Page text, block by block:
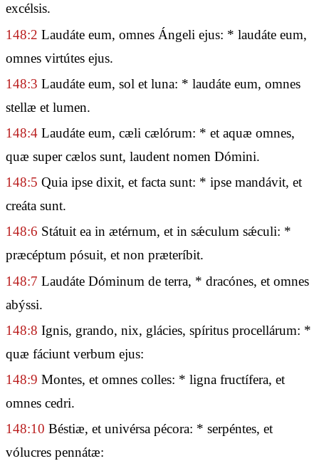
excélsis.
148:2 Laudáte eum, omnes Ángeli ejus: * laudáte eum,
omnes virtútes ejus.
148:3 Laudáte eum, sol et luna: * laudáte eum, omnes
stellæ et lumen.
148:4 Laudáte eum, cæli cælórum: * et aquæ omnes,
quæ super cælos sunt, laudent nomen Dómini.
148:5 Quia ipse dixit, et facta sunt: * ipse mandávit, et
creáta sunt.
148:6 Státuit ea in ætérnum, et in sǽculum sǽculi: *
præcéptum pósuit, et non præteríbit.
148:7 Laudáte Dóminum de terra, * dracónes, et omnes
abýssi.
148:8 Ignis, grando, nix, glácies, spíritus procellárum: *
quæ fáciunt verbum ejus:
148:9 Montes, et omnes colles: * ligna fructífera, et
omnes cedri.
148:10 Béstiæ, et univérsa pécora: * serpéntes, et
vólucres pennátæ: